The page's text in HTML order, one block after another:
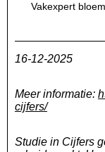
Vakexpert
16-12-2025
Meer informatie:
cijfers/
Studie in Cijfers